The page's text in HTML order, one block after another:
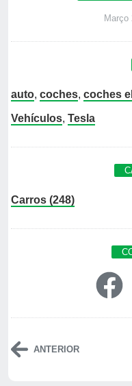
Março
auto, coches, coches
Vehículos, Tesla
Carros (248)
ANTERIOR